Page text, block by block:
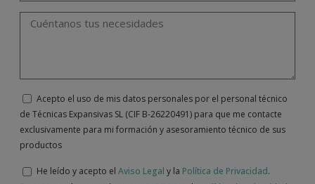
Acepto el uso de mis datos personales por el personal técnico
de Técnicas Expansivas SL (CIF B-26220491) para que me contacte
exclusivamente para mi formación y asesoramiento técnico de sus
productos
He leído y acepto el Aviso Legal y la Política de Privacidad.